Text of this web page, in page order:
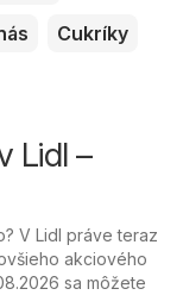
Cukríky
Lidl –
V Lidl práve teraz
akciového
sa môžete